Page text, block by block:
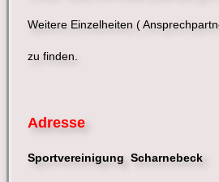
Weitere Einzelheiten (
zu finden.
Adresse
Sportvereinigung Scharnebeck